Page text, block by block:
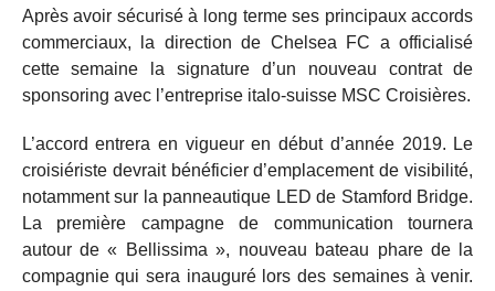
Après avoir sécurisé à long terme ses principaux accords
commerciaux, la direction de Chelsea FC a officialisé
cette semaine la signature d’un nouveau contrat de
sponsoring avec l’entreprise italo-suisse MSC Croisières.
L’accord entrera en vigueur en début d’année 2019. Le
croisiériste devrait bénéficier d’emplacement de visibilité,
notamment sur la panneautique LED de Stamford Bridge.
La première campagne de communication tournera
autour de « Bellissima », nouveau bateau phare de la
compagnie qui sera inauguré lors des semaines à venir.